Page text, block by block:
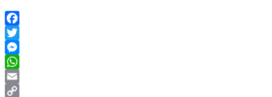
Facebook
Twitter
Messenger
WhatsApp
Email